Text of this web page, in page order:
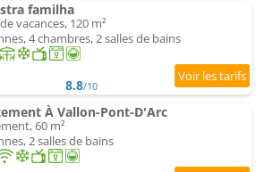
familha
vacances, 120 m²
4 chambres, 2 salles de bains
8.8/10
À Vallon-Pont-D'Arc
60 m²
2 salles de bains